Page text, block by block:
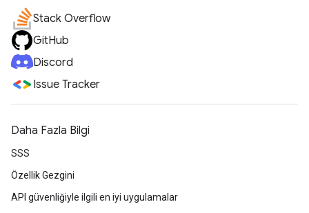
Stack Overflow
GitHub
Discord
Issue Tracker
Daha Fazla Bilgi
SSS
Özellik Gezgini
API güvenliğiyle ilgili en iyi uygulamalar